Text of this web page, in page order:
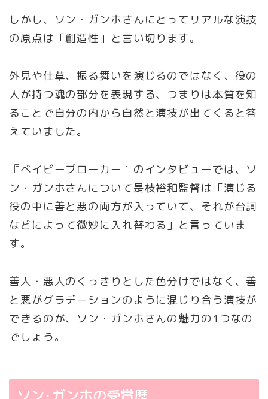
しかし、ソン・ガンホさんにとってリアルな演技
の原点は「創造性」と言い切ります。
外見や仕草、振る舞いを演じるのではなく、役の
人が持つ魂の部分を表現する、つまりは本質を知
ることで自分の内から自然と演技が出てくると答
えていました。
『ベイビーブローカー』のインタビューでは、ソ
ン・ガンホさんについて是枝裕和監督は「演じる
役の中に善と悪の両方が入っていて、それが台詞
などによって微妙に入れ替わる」と言っていま
す。
善人・悪人のくっきりとした色分けではなく、善
と悪がグラデーションのように混じり合う演技が
できるのが、ソン・ガンホさんの魅力の1つなの
でしょう。